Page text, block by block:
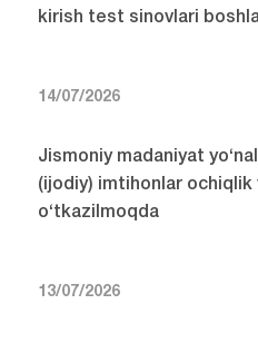
kirish test sinovlari
14/07/2026
Jismoniy madaniyat
(ijodiy) imtihonlar
o‘tkazilmoqda
13/07/2026